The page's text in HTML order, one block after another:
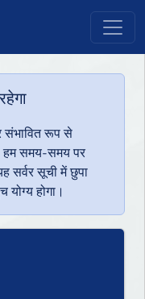
रूप से
हम समय-समय पर
सर्वर सूची में छुपा
होगा।